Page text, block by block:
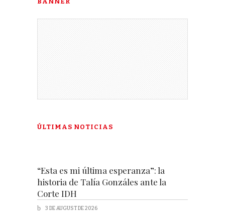
ÚLTIMAS NOTICIAS
“Esta es mi última esperanza”: la
historia de Talía Gonzáles ante la
Corte IDH
3 DE AUGUST DE 2026